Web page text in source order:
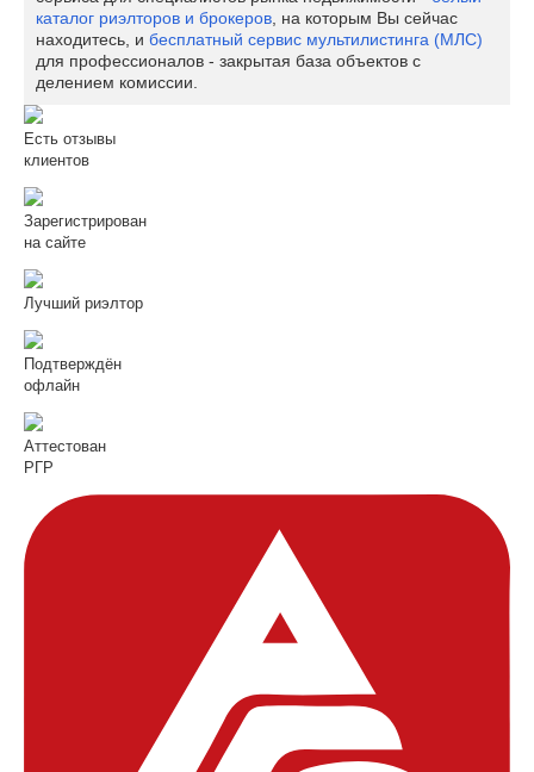
каталог риэлторов и брокеров , на которым Вы сейчас
находитесь, и бесплатный сервис мультилистинга (МЛС)
для профессионалов - закрытая база объектов с
делением комиссии.
Есть отзывы
клиентов
Зарегистрирован
на сайте
Лучший риэлтор
Подтверждён
офлайн
Аттестован
РГР